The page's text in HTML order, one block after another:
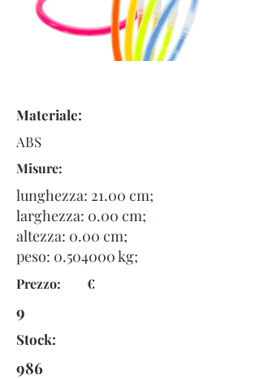
Materiale:
ABS
Misure:
lunghezza: 21.00 cm;
larghezza: 0.00 cm;
altezza: 0.00 cm;
peso: 0.504000kg;
Prezzo: €
9
Stock:
986